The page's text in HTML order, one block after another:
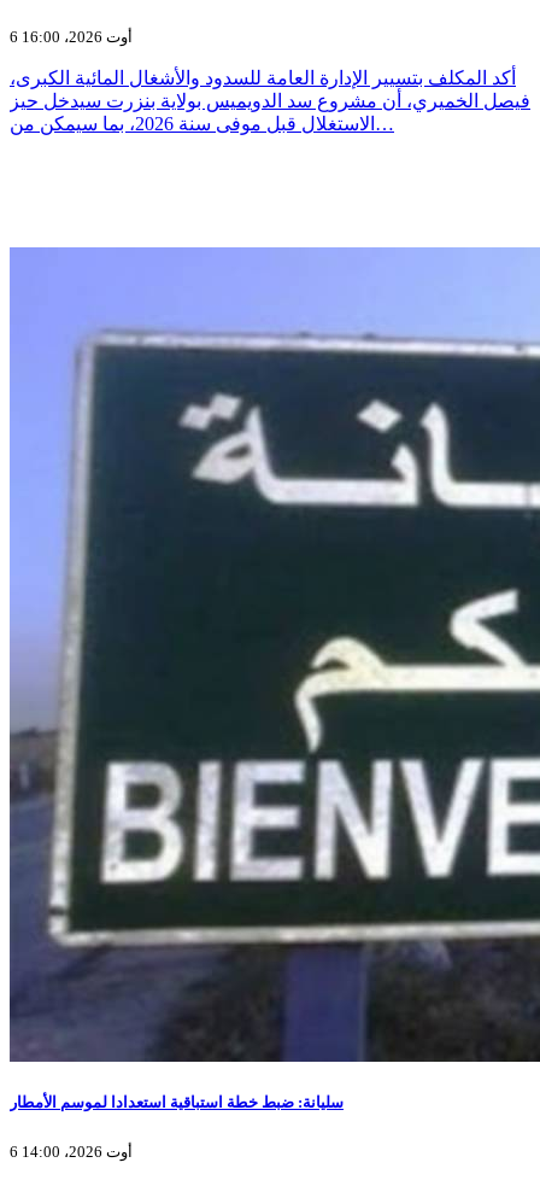
6 أوت 2026، 16:00
أكد المكلف بتسيير الإدارة العامة للسدود والأشغال المائية الكبرى،
فيصل الخميري، أن مشروع سد الدويميس بولاية بنزرت سيدخل حيز
الاستغلال قبل موفى سنة 2026، بما سيمكن من…
سليانة: ضبط خطة استباقية استعدادا لموسم الأمطار
6 أوت 2026، 14:00